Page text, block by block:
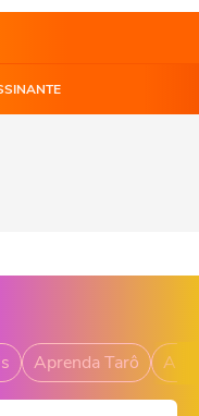
Aprenda Tarô